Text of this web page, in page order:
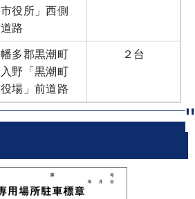
市役所」西側
道路
幡多郡黒潮町
入野「黒潮町
役場」前道路
２台